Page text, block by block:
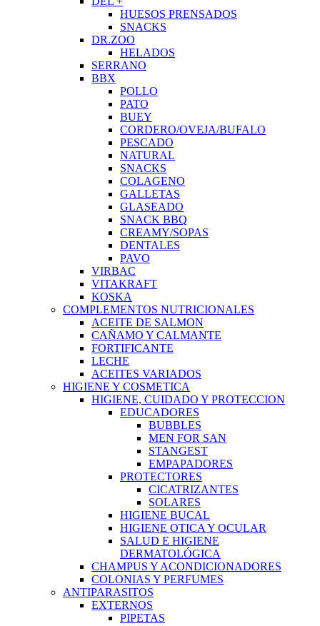
HUESOS PRENSADOS
SNACKS
DR.ZOO
HELADOS
SERRANO
BBX
POLLO
PATO
BUEY
CORDERO/OVEJA/BUFALO
PESCADO
NATURAL
SNACKS
COLAGENO
GALLETAS
GLASEADO
SNACK BBQ
CREAMY/SOPAS
DENTALES
PAVO
VIRBAC
VITAKRAFT
KOSKA
COMPLEMENTOS NUTRICIONALES
ACEITE DE SALMON
CAÑAMO Y CALMANTE
FORTIFICANTE
LECHE
ACEITES VARIADOS
HIGIENE Y COSMETICA
HIGIENE, CUIDADO Y PROTECCION
EDUCADORES
BUBBLES
MEN FOR SAN
STANGEST
EMPAPADORES
PROTECTORES
CICATRIZANTES
SOLARES
HIGIENE BUCAL
HIGIENE OTICA Y OCULAR
SALUD E HIGIENE
DERMATOLÓGICA
CHAMPUS Y ACONDICIONADORES
COLONIAS Y PERFUMES
ANTIPARASITOS
EXTERNOS
PIPETAS